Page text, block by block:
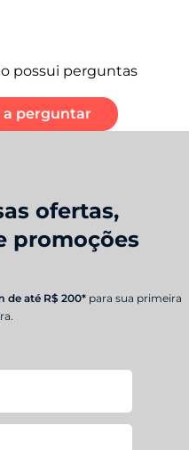
possui perguntas
a perguntar
ofertas,
promoções
de até R$ 200* para sua primeira